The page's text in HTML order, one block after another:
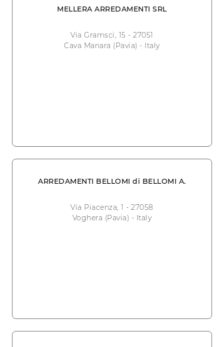
MELLERA ARREDAMENTI SRL
Via Gramsci, 15 - 27051
Cava Manara (Pavia) - Italy
ARREDAMENTI BELLOMI di BELLOMI A.
Via Piacenza, 1 - 27058
Voghera (Pavia) - Italy